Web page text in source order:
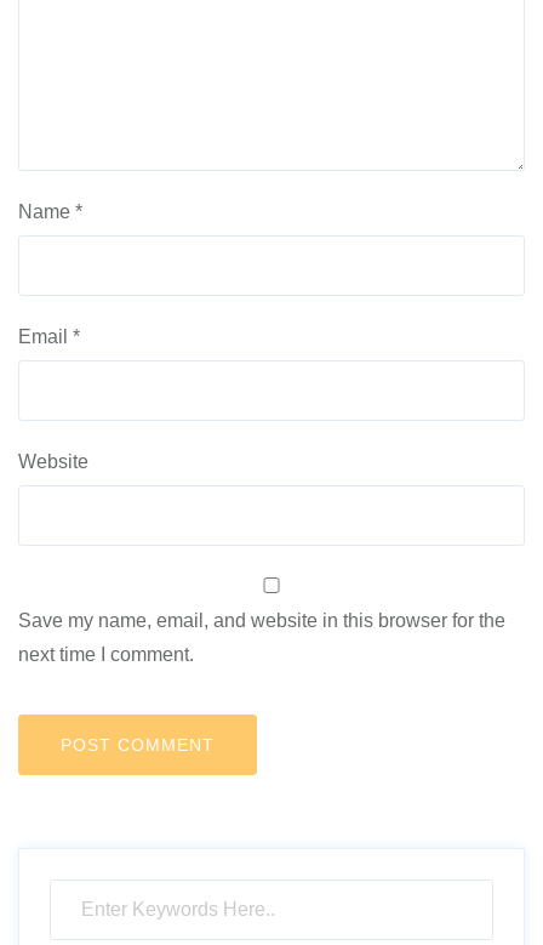
Name *
Email *
Website
Save my name, email, and website in this browser for the
next time I comment.